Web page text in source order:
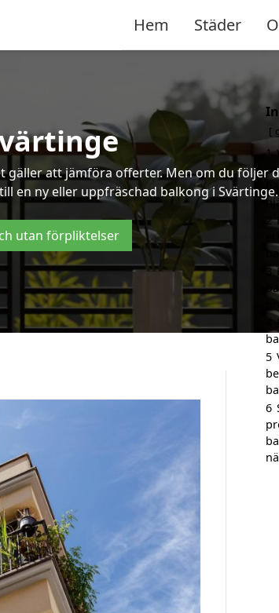
Hem Städer
att jämföra offerter. Men om du följer
en ny eller uppfräschad balkong i Svärtinge.
utan förpliktelser
1
2
3
5
6